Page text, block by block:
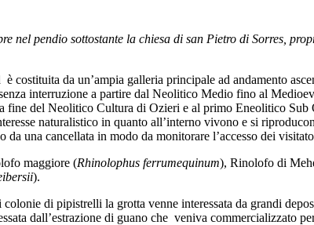
nel pendio sottostante la chiesa di san Pietro di Sorres,
costituita da un’ampia galleria principale ad andamento
interruzione a partire dal Neolitico Medio fino al
fine del Neolitico Cultura di Ozieri e al primo Eneolitico Sub
naturalistico in quanto all’interno vivono e si
da una cancellata in modo da monitorare l’accesso dei
maggiore (Rhinolophus ferrumequinum), Rinolofo di
).
di pipistrelli la grotta venne interessata da grandi
dall’estrazione di guano che veniva commercializzato